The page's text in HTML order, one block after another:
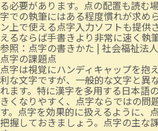
る必要があります。点の配置も読む
字での執筆にはある程度慣れが求め
ン上で使える点字入力ソフトも提供
えるならば手書きより非常に速く執
参照： 点字の書きかた | 社会福祉法
点字の課題点
点字は視覚にハンディキャップを抱
利な文字ですが、一般的な文字と異
れます。特に漢字を多用する日本語
きくなりやすく、点字ならではの問
す。点字を効果的に扱えるように、
把握しておきましょう。点字の主な